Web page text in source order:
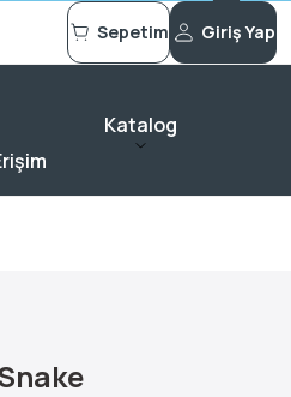
Sepetim Giriş Yap
Katalog